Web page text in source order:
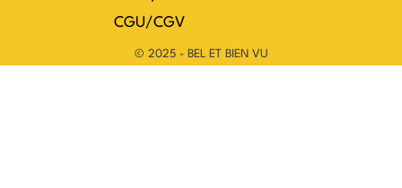
CGU/CGV
© 2025 - BEL ET BIEN VU